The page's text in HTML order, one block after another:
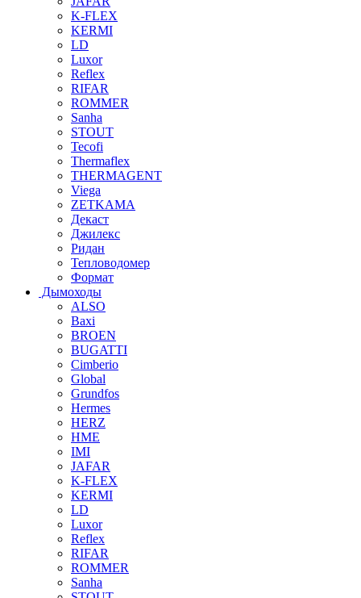
K-FLEX
KERMI
LD
Luxor
Reflex
RIFAR
ROMMER
Sanha
STOUT
Tecofi
Thermaflex
THERMAGENT
Viega
ZETKAMA
Декаст
Джилекс
Ридан
Тепловодомер
Формат
Дымоходы
ALSO
Baxi
BROEN
BUGATTI
Cimberio
Global
Grundfos
Hermes
HERZ
HME
IMI
JAFAR
K-FLEX
KERMI
LD
Luxor
Reflex
RIFAR
ROMMER
Sanha